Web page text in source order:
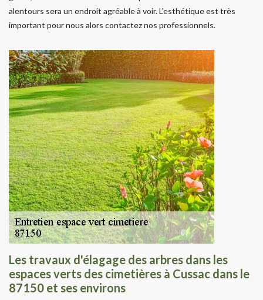
alentours sera un endroit agréable à voir. L'esthétique est très
important pour nous alors contactez nos professionnels.
Les travaux d'élagage des arbres dans les
espaces verts des cimetières à Cussac dans le
87150 et ses environs